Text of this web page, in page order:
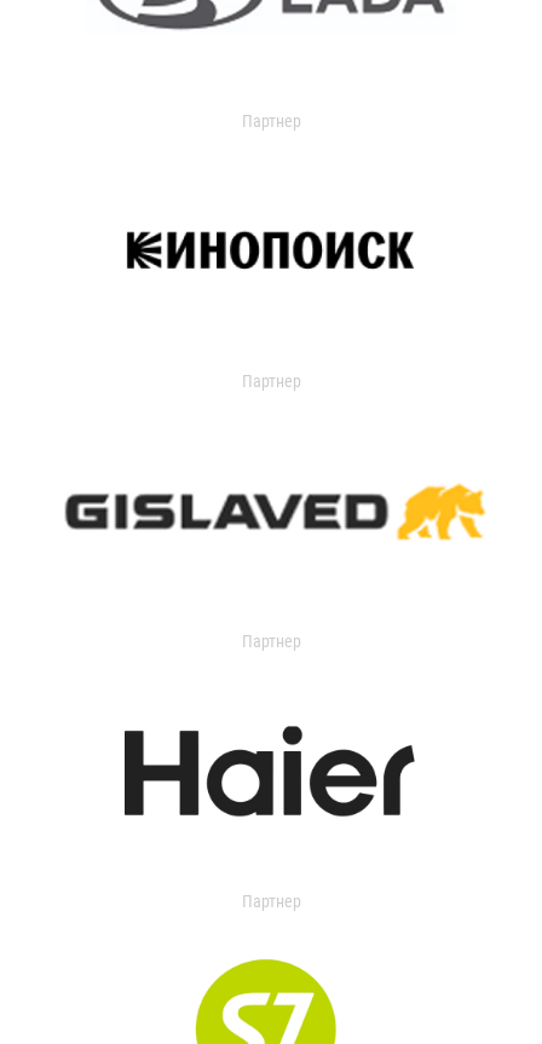
Партнер
Партнер
Партнер
Партнер